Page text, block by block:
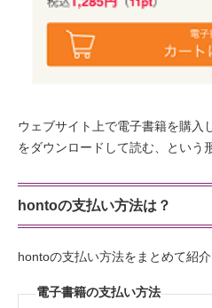
ウェブサイト上で電子書籍を購入
をダウンロードして読む、という
hontoの支払い方法は？
hontoの支払い方法をまとめて紹介
電子書籍の支払い方法